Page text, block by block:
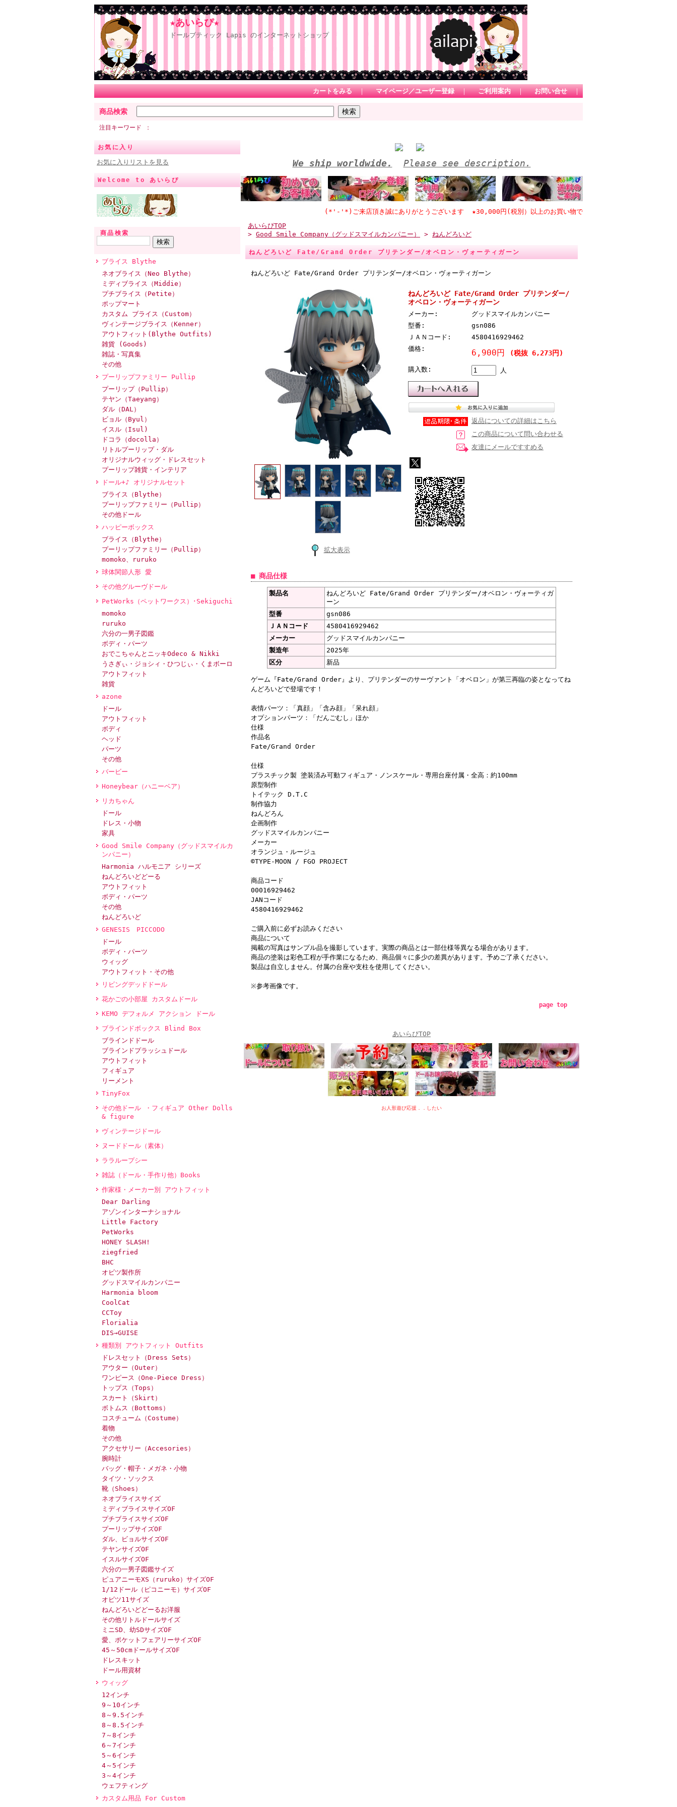
★あいらぴ★
ドールブティック Lapis のインターネットショップ
カートをみる ｜ マイページ／ユーザー登録 ｜ ご利用案内 ｜ お問い合せ ｜
商品検索
注目キーワード
お気に入り
お気に入りリストを見る
Welcome to あいらぴ
商品検索
ブライス Blythe
ネオブライス（Neo Blythe）
ミディブライス（Middie）
プチブライス（Petite）
ポップマート
カスタム ブライス（Custom）
ヴィンテージブライス（Kenner）
アウトフィット(Blythe Outfits)
雑貨 (Goods)
雑誌・写真集
その他
プーリップファミリー Pullip
プーリップ（Pullip）
テヤン（Taeyang）
ダル（DAL）
ビョル（Byul）
イスル（Isul)
ドコラ（docolla）
リトルプーリップ・ダル
オリジナルウィッグ・ドレスセット
プーリップ雑貨・インテリア
ドール+♪ オリジナルセット
ブライス（Blythe）
プーリップファミリー（Pullip）
その他ドール
ハッピーボックス
ブライス（Blythe）
プーリップファミリー（Pullip）
momoko、ruruko
球体関節人形 愛
その他グルーヴドール
PetWorks（ペットワークス）･Sekiguchi
momoko
ruruko
六分の一男子図鑑
ボディ・パーツ
おでこちゃんとニッキOdeco & Nikki
うさぎぃ・ジョシィ・ひつじぃ・くまボーロ
アウトフィット
雑貨
azone
ドール
アウトフィット
ボディ
ヘッド
パーツ
その他
バービー
Honeybear（ハニーベア）
リカちゃん
ドール
ドレス・小物
家具
Good Smile Company（グッドスマイルカ
ンパニー）
Harmonia ハルモニア シリーズ
ねんどろいどどーる
アウトフィット
ボディ・パーツ
その他
ねんどろいど
GENESIS PICCODO
ドール
ボディ・パーツ
ウィッグ
アウトフィット・その他
リビングデッドドール
花かごの小部屋 カスタムドール
KEMO デフォルメ アクション ドール
ブラインドボックス Blind Box
ブラインドドール
ブラインドプラッシュドール
アウトフィット
フィギュア
リーメント
TinyFox
その他ドール ・フィギュア Other Dolls
& figure
ヴィンテージドール
ヌードドール（素体）
ララループシー
雑誌（ドール・手作り他）Books
作家様・メーカー別 アウトフィット
Dear Darling
アゾンインターナショナル
Little Factory
PetWorks
HONEY SLASH!
ziegfried
BHC
オビツ製作所
グッドスマイルカンパニー
Harmonia bloom
CoolCat
CCToy
Florialia
DIS→GUISE
種類別 アウトフィット Outfits
ドレスセット（Dress Sets）
アウター（Outer）
ワンピース（One-Piece Dress）
トップス（Tops）
スカート（Skirt）
ボトムス（Bottoms）
コスチューム（Costume）
着物
その他
アクセサリー（Accesories）
腕時計
バッグ・帽子・メガネ・小物
タイツ・ソックス
靴（Shoes）
ネオブライスサイズ
ミディブライスサイズOF
プチブライスサイズOF
プーリップサイズOF
ダル、ビョルサイズOF
テヤンサイズOF
イスルサイズOF
六分の一男子図鑑サイズ
ピュアニーモXS（ruruko）サイズOF
1/12ドール（ピコニーモ）サイズOF
オビツ11サイズ
ねんどろいどどーるお洋服
その他リトルドールサイズ
ミニSD、幼SDサイズOF
愛、ポケットフェアリーサイズOF
45～50cmドールサイズOF
ドレスキット
ドール用資材
ウィッグ
12インチ
9～10インチ
8～9.5インチ
8～8.5インチ
7～8インチ
6～7インチ
5～6インチ
4～5インチ
3～4インチ
ウェフティング
カスタム用品 For Custom
We ship worldwide. Please see description.
(*'-'*)ご来店頂き誠にありがとうございます ★30,000円(税別）以上のお買い物で日本国内送料無料 *1カートにてお買い上
あいらぴTOP
> Good Smile Company（グッドスマイルカンパニー） > ねんどろいど
ねんどろいど Fate/Grand Order プリテンダー/オベロン・ヴォーティガーン
ねんどろいど Fate/Grand Order プリテンダー/オベロン・ヴォーティガーン
拡大表示
ねんどろいど Fate/Grand Order プリテンダー/
オベロン・ヴォーティガーン
メーカー:
グッドスマイルカンパニー
型番:
gsn086
ＪＡＮコード:
4580416929462
価格:
6,900円 (税抜 6,273円)
購入数: 人
返品についての詳細はこちら
この商品について問い合わせる
友達にメールですすめる
■ 商品仕様
製品名
ねんどろいど Fate/Grand Order プリテンダー/オベロン・ヴォーティガ
ーン
型番
gsn086
ＪＡＮコード
4580416929462
メーカー
グッドスマイルカンパニー
製造年
2025年
区分
新品
ゲーム『Fate/Grand Order』より、プリテンダーのサーヴァント「オベロン」が第三再臨の姿となってね
んどろいどで登場です！
表情パーツ：「真顔」「含み顔」「呆れ顔」
オプションパーツ：「だんごむし」ほか
仕様
作品名
Fate/Grand Order
仕様
プラスチック製 塗装済み可動フィギュア・ノンスケール・専用台座付属・全高：約100mm
原型制作
トイテック D.T.C
制作協力
ねんどろん
企画制作
グッドスマイルカンパニー
メーカー
オランジュ・ルージュ
©TYPE-MOON / FGO PROJECT
商品コード
00016929462
JANコード
4580416929462
ご購入前に必ずお読みください
商品について
掲載の写真はサンプル品を撮影しています。実際の商品とは一部仕様等異なる場合があります。
商品の塗装は彩色工程が手作業になるため、商品個々に多少の差異があります。予めご了承ください。
製品は自立しません。付属の台座や支柱を使用してください。
※参考画像です。
page top
あいらぴTOP
お人形遊び応援．．したい